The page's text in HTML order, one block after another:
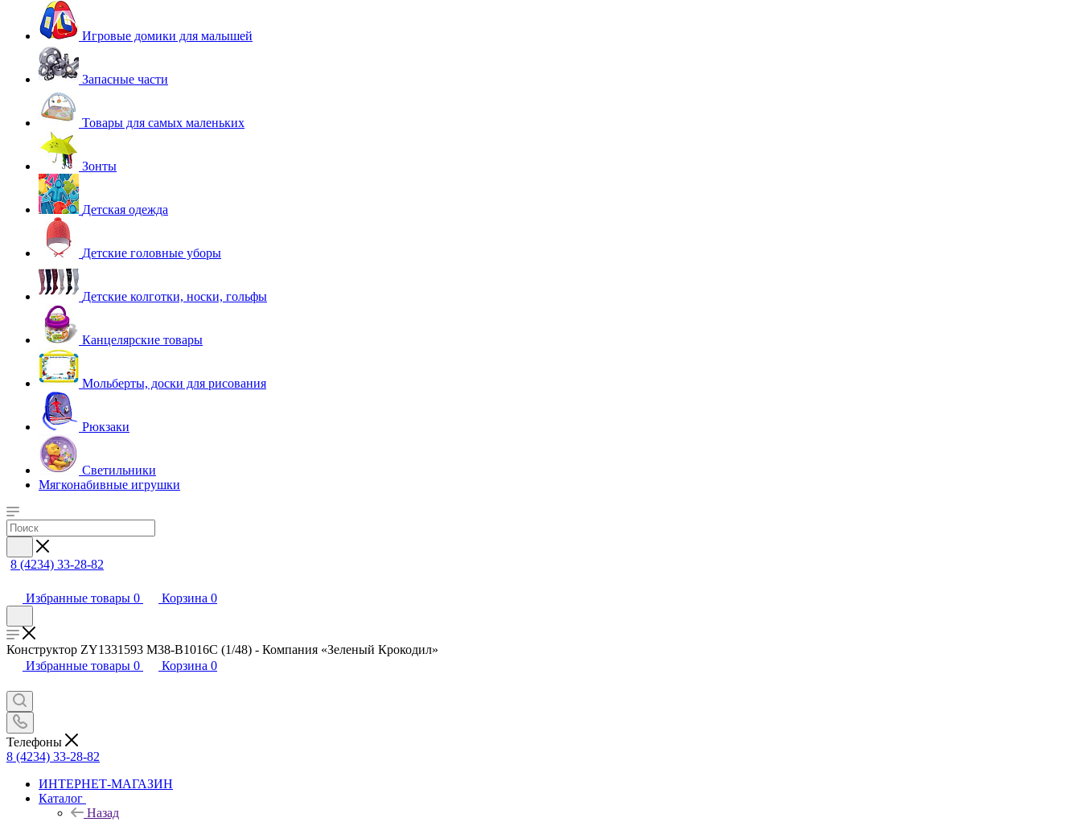
Игровые домики для малышей
Запасные части
Товары для самых маленьких
Зонты
Детская одежда
Детские головные уборы
Детские колготки, носки, гольфы
Канцелярские товары
Мольберты, доски для рисования
Рюкзаки
Светильники
Мягконабивные игрушки
8 (4234) 33-28-82
Избранные товары 0 Корзина 0
Конструктор ZY1331593 M38-B1016C (1/48) - Компания «Зеленый Крокодил»
Избранные товары 0 Корзина 0
Телефоны
8 (4234) 33-28-82
ИНТЕРНЕТ-МАГАЗИН
Каталог
Назад